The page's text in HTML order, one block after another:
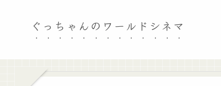
ぐっちゃんのワールドシネマ